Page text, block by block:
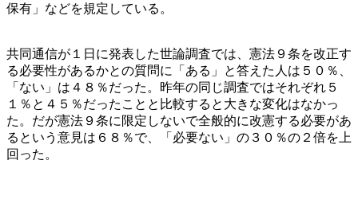
保有」などを規定している。
共同通信が１日に発表した世論調査では、憲法９条を改正す
る必要性があるかとの質問に「ある」と答えた人は５０％、
「ない」は４８％だった。昨年の同じ調査ではそれぞれ５
１％と４５％だったことと比較すると大きな変化はなかっ
た。だが憲法９条に限定しないで全般的に改憲する必要があ
るという意見は６８％で、「必要ない」の３０％の２倍を上
回った。